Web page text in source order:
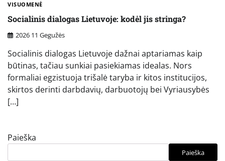
VISUOMENĖ
Socialinis dialogas Lietuvoje: kodėl jis stringa?
2026 11 Gegužės
Socialinis dialogas Lietuvoje dažnai aptariamas kaip
būtinas, tačiau sunkiai pasiekiamas idealas. Nors
formaliai egzistuoja trišalė taryba ir kitos institucijos,
skirtos derinti darbdavių, darbuotojų bei Vyriausybės
[…]
Paieška
Paieška